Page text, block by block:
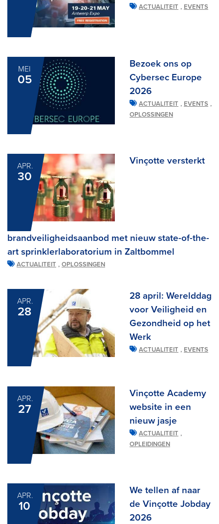
ACTUALITEIT , EVENTS
MEI
05
Bezoek ons op
Cybersec Europe
2026
ACTUALITEIT , EVENTS ,
OPLOSSINGEN
APR.
30
Vinçotte versterkt
brandveiligheidsaanbod met nieuw state-of-the-
art sprinklerlaboratorium in Zaltbommel
ACTUALITEIT , OPLOSSINGEN
APR.
28
28 april: Werelddag
voor Veiligheid en
Gezondheid op het
Werk
ACTUALITEIT , EVENTS
APR.
27
Vinçotte Academy
website in een
nieuw jasje
ACTUALITEIT ,
OPLEIDINGEN
APR.
10
We tellen af naar
de Vinçotte Jobday
2026